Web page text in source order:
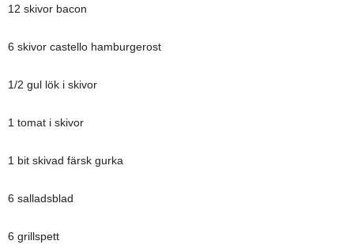
12 skivor bacon
6 skivor castello hamburgerost
1/2 gul lök i skivor
1 tomat i skivor
1 bit skivad färsk gurka
6 salladsblad
6 grillspett